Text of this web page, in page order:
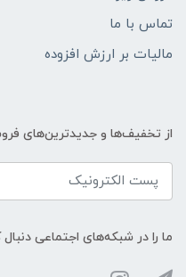
تماس با ما
مالیات بر ارزش افزوده
از تخفیف‌ها و جدیدترین‌های
ما را در شبکه‌های اجتماعی دنبال